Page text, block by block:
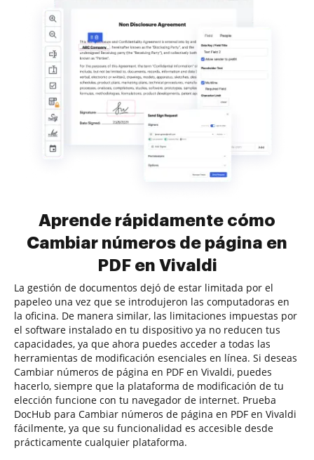
Aprende rápidamente cómo
Cambiar números de página en
PDF en Vivaldi
La gestión de documentos dejó de estar limitada por el
papeleo una vez que se introdujeron las computadoras en
la oficina. De manera similar, las limitaciones impuestas por
el software instalado en tu dispositivo ya no reducen tus
capacidades, ya que ahora puedes acceder a todas las
herramientas de modificación esenciales en línea. Si deseas
Cambiar números de página en PDF en Vivaldi, puedes
hacerlo, siempre que la plataforma de modificación de tu
elección funcione con tu navegador de internet. Prueba
DocHub para Cambiar números de página en PDF en Vivaldi
fácilmente, ya que su funcionalidad es accesible desde
prácticamente cualquier plataforma.